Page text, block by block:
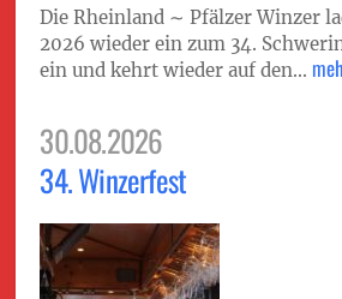
Die Rheinland ∼ Pfälzer Winzer
2026 wieder ein zum 34.
ein und kehrt wieder auf den...
30.08.2026
34. Winzerfest